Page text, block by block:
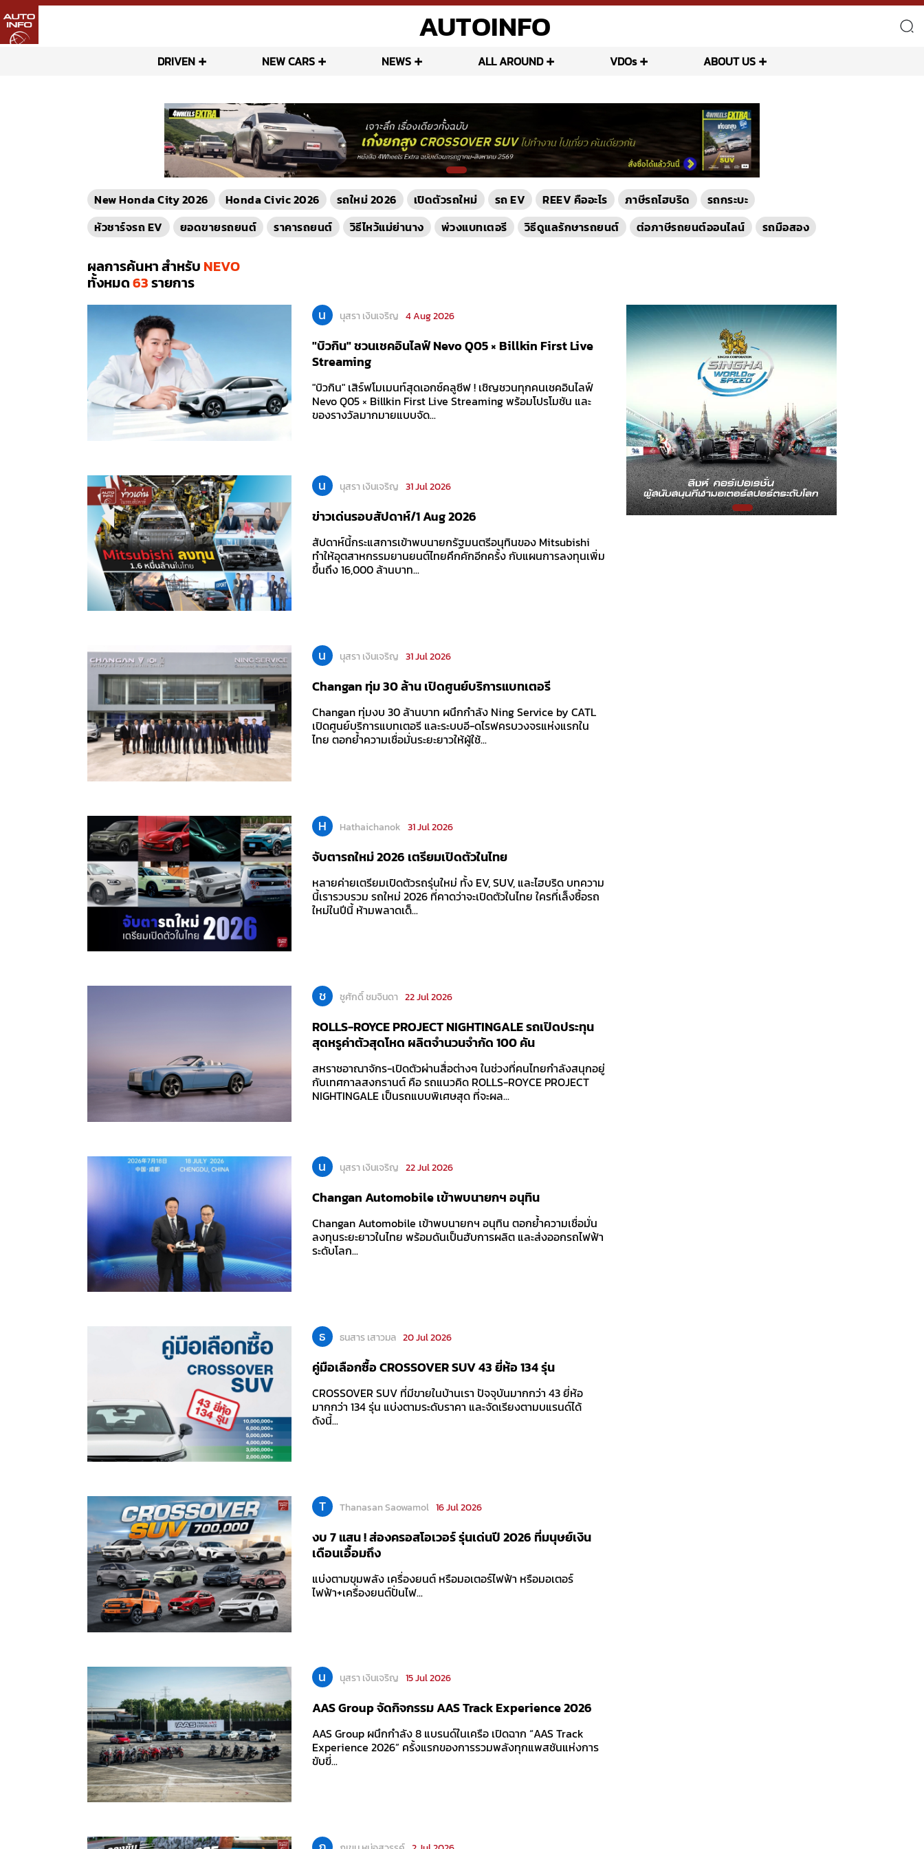
AUTOINFO
DRIVEN NEW CARS NEWS ALL AROUND VDOs ABOUT US
New Honda City 2026 Honda Civic 2026 รถใหม่ 2026 เปิดตัวรถใหม่ รถ EV REEV คืออะไร ภาษีรถไฮบริด
รถกระบะ
หัวชาร์จรถ EV
ยอดขายรถยนต์ ราคารถยนต์ วิธีไหว้แม่ย่านาง พ่วงแบทเตอรี วิธีดูแลรักษารถยนต์ ต่อภาษีรถยนต์ออนไลน์ รถมือสอง
ผลการค้นหา สำหรับ NEVO
ทั้งหมด63รายการ
น นุสรา เงินเจริญ 4 Aug 2026
"บิวกิน" ชวนเชคอินไลฟ์ Nevo Q05 × Billkin First Live
Streaming
"บิวกิน" เสิร์ฟโมเมนท์สุดเอกซ์คลูซีฟ ! เชิญชวนทุกคนเชคอินไลฟ์
Nevo Q05 × Billkin First Live Streaming พร้อมโปรโมชัน และ
ของรางวัลมากมายแบบจัด...
น นุสรา เงินเจริญ 31 Jul 2026
ข่าวเด่นรอบสัปดาห์/1 Aug 2026
สัปดาห์นี้กระแสการเข้าพบนายกรัฐมนตรีอนุทินของ Mitsubishi
ทำให้อุตสาหกรรมยานยนต์ไทยคึกคักอีกคร้้ง กับแผนการลงทุนเพิ่ม
ขึ้นถึง 16,000 ล้านบาท...
น นุสรา เงินเจริญ 31 Jul 2026
Changan ทุ่ม 30 ล้าน เปิดศูนย์บริการแบทเตอรี
Changan ทุ่มงบ 30 ล้านบาท ผนึกกำลัง Ning Service by CATL
เปิดศูนย์บริการแบทเตอรี และระบบอี-ดไรฟครบวงจรแห่งแรกใน
ไทย ตอกย้ำความเชื่อมั่นระยะยาวให้ผู้ใช้...
H Hathaichanok 31 Jul 2026
จับตารถใหม่ 2026 เตรียมเปิดตัวในไทย
หลายค่ายเตรียมเปิดตัวรถรุ่นใหม่ ทั้ง EV, SUV, และไฮบริด บทความ
นี้เรารวบรวม รถใหม่ 2026 ที่คาดว่าจะเปิดตัวในไทย ใครที่เล็งซื้อรถ
ใหม่ในปีนี้ ห้ามพลาดเด็...
ช ชูศักดิ์ ชมจินดา 22 Jul 2026
ROLLS-ROYCE PROJECT NIGHTINGALE รถเปิดประทุน
สุดหรูค่าตัวสุดโหด ผลิตจำนวนจำกัด 100 คัน
สหราชอาณาจักร-เปิดตัวผ่านสื่อต่างๆ ในช่วงที่คนไทยกำลังสนุกอยู่
กับเทศกาลสงกรานต์ คือ รถแนวคิด ROLLS-ROYCE PROJECT
NIGHTINGALE เป็นรถแบบพิเศษสุด ที่จะผล...
น นุสรา เงินเจริญ 22 Jul 2026
Changan Automobile เข้าพบนายกฯ อนุทิน
Changan Automobile เข้าพบนายกฯ อนุทิน ตอกย้ำความเชื่อมั่น
ลงทุนระยะยาวในไทย พร้อมดันเป็นฮับการผลิต และส่งออกรถไฟฟ้า
ระดับโลก...
ธ ธนสาร เสาวมล 20 Jul 2026
คู่มือเลือกซื้อ CROSSOVER SUV 43 ยี่ห้อ 134 รุ่น
CROSSOVER SUV ที่มีขายในบ้านเรา ปัจจุบันมากกว่า 43 ยี่ห้อ
มากกว่า 134 รุ่น แบ่งตามระดับราคา และจัดเรียงตามบแรนด์ได้
ดังนี้...
T Thanasan Saowamol 16 Jul 2026
งบ 7 แสน ! ส่องครอสโอเวอร์ รุ่นเด่นปี 2026 ที่มนุษย์เงิน
เดือนเอื้อมถึง
แบ่งตามขุมพลัง เครื่องยนต์ หรือมอเตอร์ไฟฟ้า หรือมอเตอร์
ไฟฟ้า+เครื่องยนต์ปั่นไฟ...
น นุสรา เงินเจริญ 15 Jul 2026
AAS Group จัดกิจกรรม AAS Track Experience 2026
AAS Group ผนึกกำลัง 8 แบรนด์ในเครือ เปิดฉาก “AAS Track
Experience 2026” ครั้งแรกของการรวมพลังทุกแพสชันแห่งการ
ขับขี่...